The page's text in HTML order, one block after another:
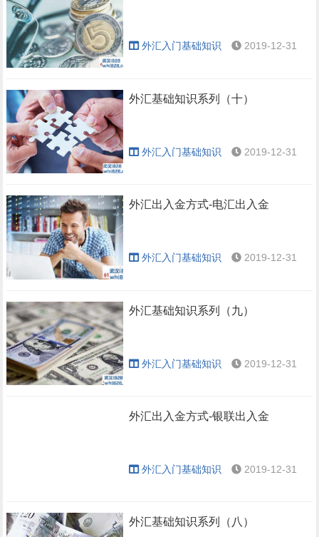
外汇入门基础知识 2019-12-31
外汇基础知识系列（十）
外汇入门基础知识 2019-12-31
外汇出入金方式-电汇出入金
外汇入门基础知识 2019-12-31
外汇基础知识系列（九）
外汇入门基础知识 2019-12-31
外汇出入金方式-银联出入金
外汇入门基础知识 2019-12-31
外汇基础知识系列（八）